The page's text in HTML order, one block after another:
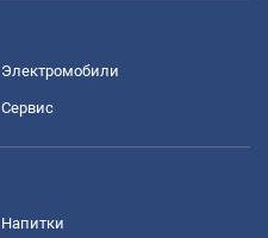
Электромобили
Сервис
Напитки